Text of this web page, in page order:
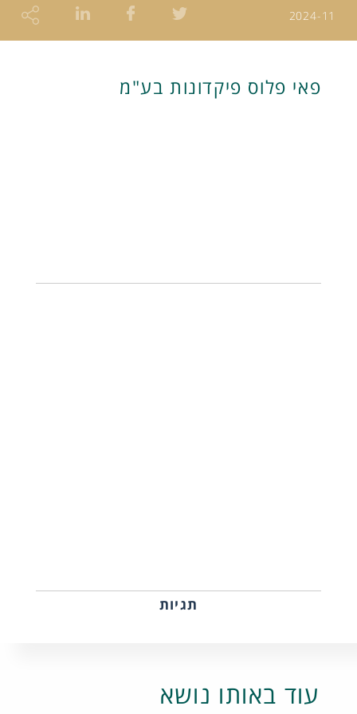
2024-11
פאי פלוס פיקדונות בע"מ
תגיות
עוד באותו נושא